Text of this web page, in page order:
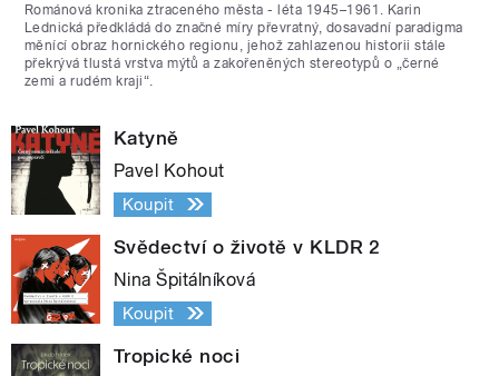
Románová kronika ztraceného města - léta 1945–1961. Karin
Lednická předkládá do značné míry převratný, dosavadní paradigma
měnící obraz hornického regionu, jehož zahlazenou historii stále
překrývá tlustá vrstva mýtů a zakořeněných stereotypů o „černé
zemi a rudém kraji“.
Katyně
Pavel Kohout
Koupit
Svědectví o životě v KLDR 2
Nina Špitálníková
Koupit
Tropické noci